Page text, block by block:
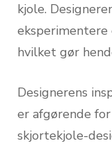
kjole.
hvilket gør
Designerens
er afgørende for
skjortekjole-